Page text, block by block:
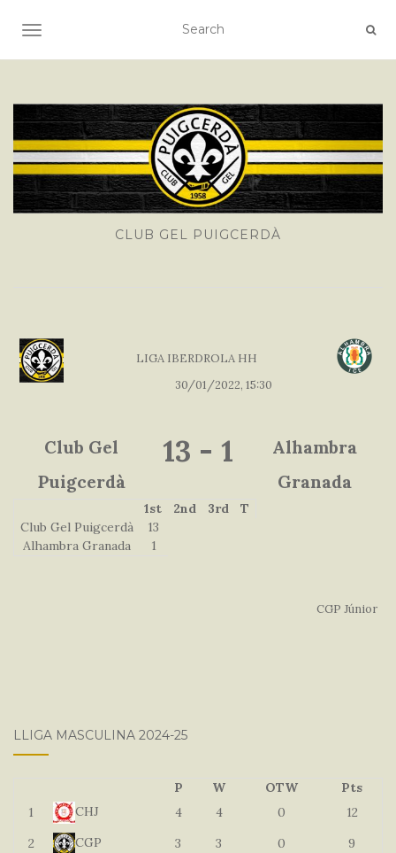
TOGGLE NAVIGATION
CLUB GEL PUIGCERDÀ
LIGA IBERDROLA HH
30/01/2022, 15:30
Club Gel
Puigcerdà
13 - 1
Alhambra
Granada
1st 2nd 3rd
T
Club Gel Puigcerdà
13
Alhambra Granada
1
CGP Júnior
LLIGA MASCULINA 2024-25
P W OTW
Pts
1
CHJ 4 4 0
12
2
CGP 3 3 0
9